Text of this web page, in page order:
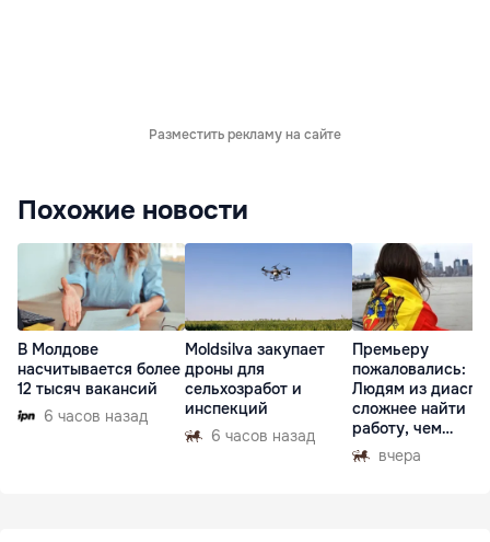
Разместить рекламу на сайте
Похожие новости
В Молдове
насчитывается более
12 тысяч вакансий
6 часов назад
Moldsilva закупает
дроны для
сельхозработ и
инспекций
6 часов назад
Премьеру
пожаловались:
Людям из
сложнее найти
работу, чем
гастарбайтерам
вчера